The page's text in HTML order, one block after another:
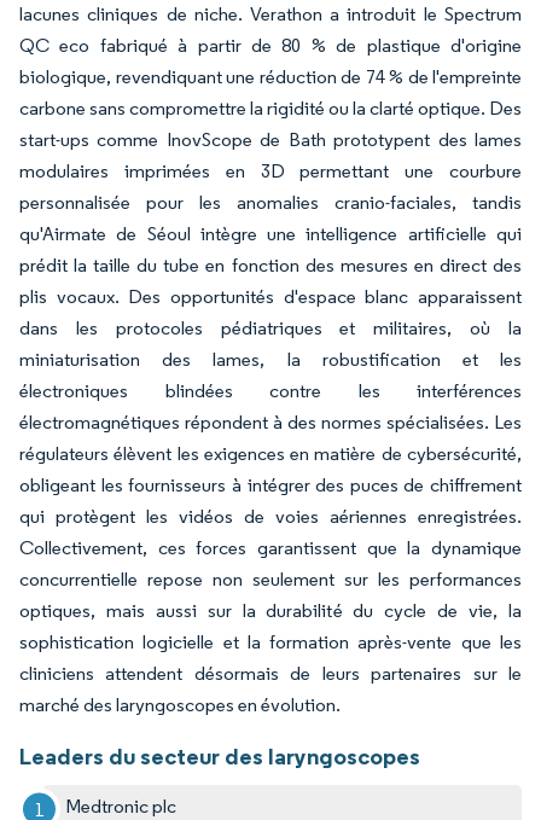
lacunes cliniques de niche. Verathon a introduit le Spectrum
QC eco fabriqué à partir de 80 % de plastique d'origine
biologique, revendiquant une réduction de 74 % de l'empreinte
carbone sans compromettre la rigidité ou la clarté optique. Des
start-ups comme InovScope de Bath prototypent des lames
modulaires imprimées en 3D permettant une courbure
personnalisée pour les anomalies cranio-faciales, tandis
qu'Airmate de Séoul intègre une intelligence artificielle qui
prédit la taille du tube en fonction des mesures en direct des
plis vocaux. Des opportunités d'espace blanc apparaissent
dans les protocoles pédiatriques et militaires, où la
miniaturisation des lames, la robustification et les
électroniques blindées contre les interférences
électromagnétiques répondent à des normes spécialisées. Les
régulateurs élèvent les exigences en matière de cybersécurité,
obligeant les fournisseurs à intégrer des puces de chiffrement
qui protègent les vidéos de voies aériennes enregistrées.
Collectivement, ces forces garantissent que la dynamique
concurrentielle repose non seulement sur les performances
optiques, mais aussi sur la durabilité du cycle de vie, la
sophistication logicielle et la formation après-vente que les
cliniciens attendent désormais de leurs partenaires sur le
marché des laryngoscopes en évolution.
Leaders du secteur des laryngoscopes
Medtronic plc